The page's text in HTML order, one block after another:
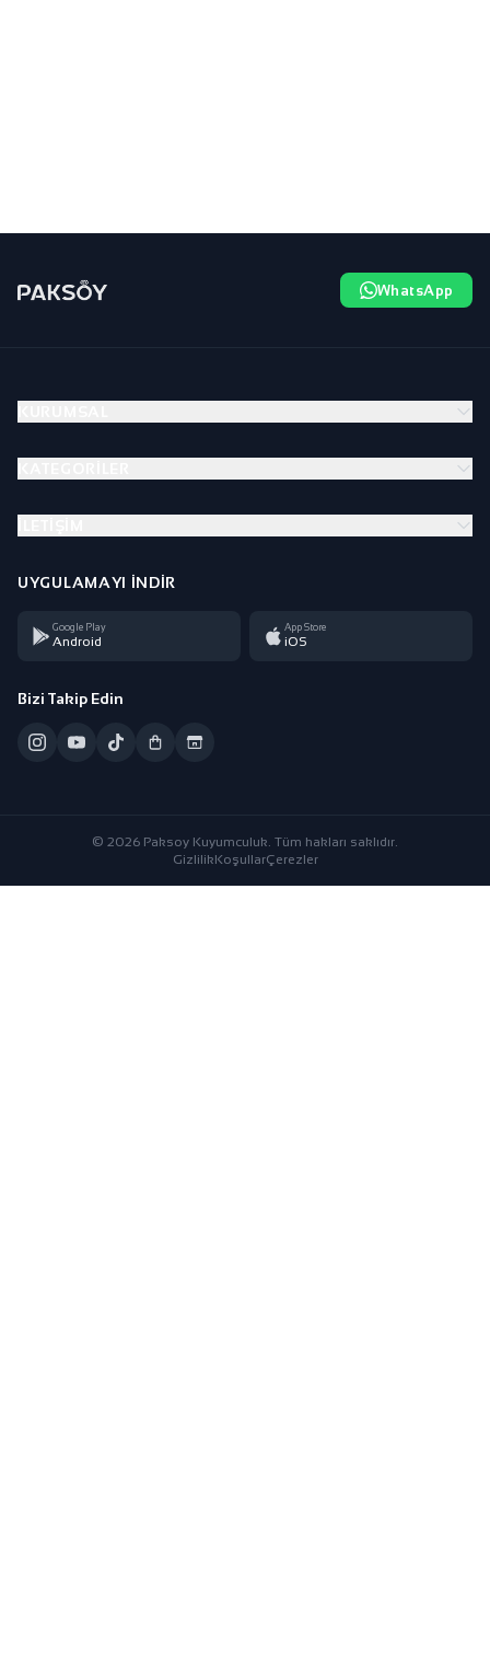
WhatsApp
UYGULAMAYI İNDIR
Google Play
Android
App Store
iOS
Bizi Takip Edin
© 2026 Paksoy Kuyumculuk. Tüm hakları saklıdır.
GizlilikKoşullarÇerezler